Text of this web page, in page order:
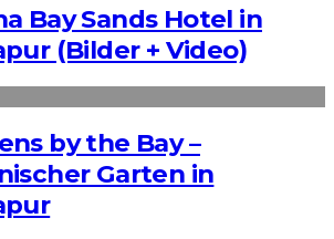
Bay Sands Hotel in
(Bilder + Video)
by the Bay –
Garten in